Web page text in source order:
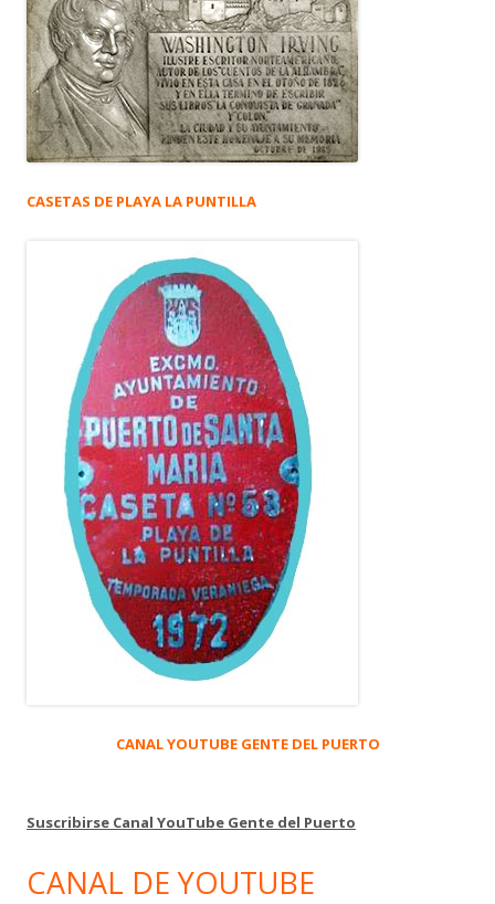
CASETAS DE PLAYA LA PUNTILLA
CANAL YOUTUBE GENTE DEL PUERTO
Suscribirse Canal YouTube Gente del Puerto
CANAL DE YOUTUBE